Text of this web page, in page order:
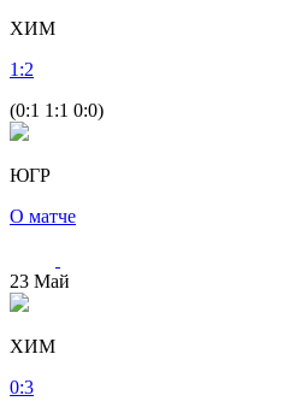
ХИМ
1 :2
(0:1 1:1 0:0)
ЮГР
О матче
23 Май
ХИМ
0:3